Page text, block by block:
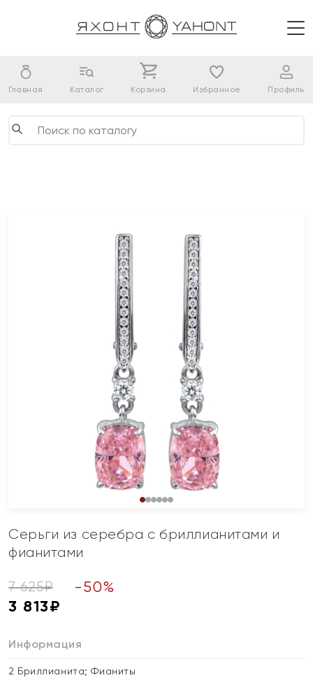
Главная Каталог Корзина Избранное Профиль
Серьги из серебра с бриллианитами и
фианитами
7 625₽ -50%
3 813₽
Информация
2 Бриллианита; Фианиты